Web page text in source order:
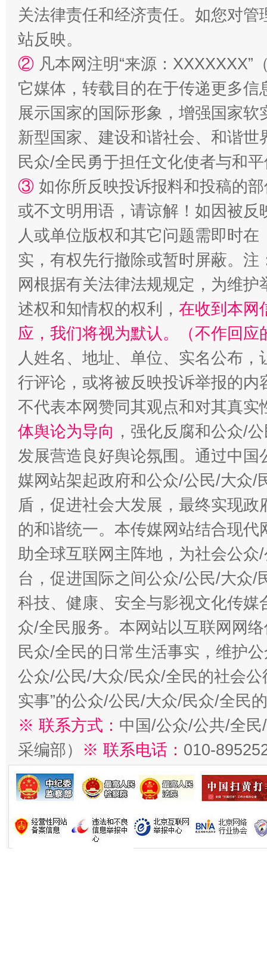
漫山遍野的桃花与雪山、麦地、白藏房
招工难、用工荒背后
关法律责任和经济责任。如您对
站反映。
② 凡本网注明“来源：
它媒体，转载目的在于传递更多
展示国家的国际形象，增强国家
新型国家、建设和谐社会、和谐
民众/全民勇于担任文化使者与和
③ 如你所反映投诉报料和投稿的
或不文明用语，请谅解！如因被
人或单位版权和其它问题需即时在
实，有权先行撤除或暂时屏蔽。
网根据有关法律法规规定，为维
述权和知情权的权利， 在收到本网
应，我们将视为默认。（不作回应
人姓名、地址、单位、实名公布
行评论，或将被反映投诉举报的
不代表本网赞同其观点和对其真实
体舆论为导向 ，强化反腐和公众/
发展营造良好舆论氛围。通过中
媒网站架起政府和公众/公民/大众/
盾，促进社会大发展，最终实现
的和谐统一。本传媒网站结合现
助全球互联网主阵地，为社会公
台，促进国际之间公众/公民/大众/
科技、健康、安全与影视文化传
众/全民服务。本网站以互联网网
民众/全民的日常生活事实，维护
公众/公民/大众/民众/全民的社会公
实事”的公众/公民/大众/民众/全民
※ 联系方式： 中国/公众/公共/全
采编部） ※ 联系电话： 010-